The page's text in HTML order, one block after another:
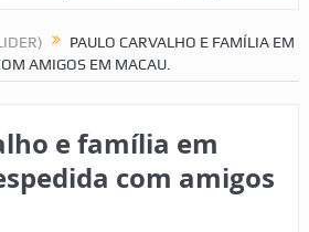
PAULO CARVALHO E FAMÍLIA EM
AMIGOS EM MACAU.
e família em
com amigos